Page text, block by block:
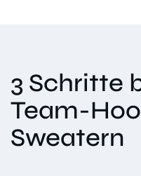
3 Schritte
Team-
Sweatern